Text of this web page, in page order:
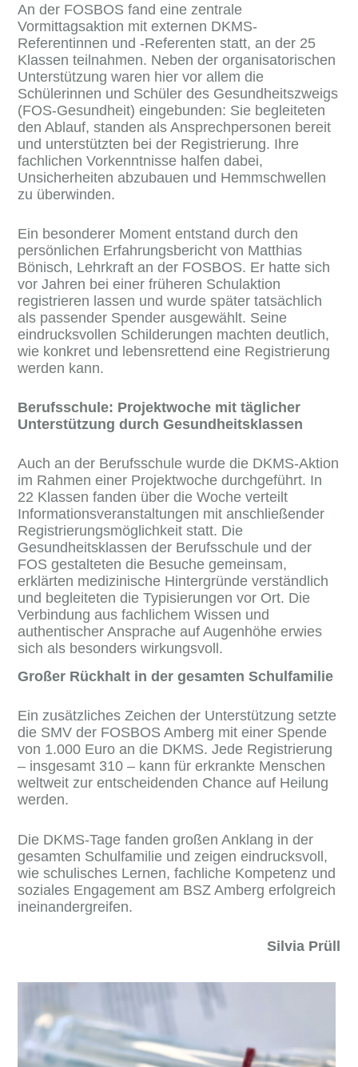
An der FOSBOS fand eine zentrale
Vormittagsaktion mit externen DKMS-
Referentinnen und -Referenten statt, an der 25
Klassen teilnahmen. Neben der organisatorischen
Unterstützung waren hier vor allem die
Schülerinnen und Schüler des Gesundheitszweigs
(FOS-Gesundheit) eingebunden: Sie begleiteten
den Ablauf, standen als Ansprechpersonen bereit
und unterstützten bei der Registrierung. Ihre
fachlichen Vorkenntnisse halfen dabei,
Unsicherheiten abzubauen und Hemmschwellen
zu überwinden.
Ein besonderer Moment entstand durch den
persönlichen Erfahrungsbericht von Matthias
Bönisch, Lehrkraft an der FOSBOS. Er hatte sich
vor Jahren bei einer früheren Schulaktion
registrieren lassen und wurde später tatsächlich
als passender Spender ausgewählt. Seine
eindrucksvollen Schilderungen machten deutlich,
wie konkret und lebensrettend eine Registrierung
werden kann.
Berufsschule: Projektwoche mit täglicher
Unterstützung durch Gesundheitsklassen
Auch an der Berufsschule wurde die DKMS-Aktion
im Rahmen einer Projektwoche durchgeführt. In
22 Klassen fanden über die Woche verteilt
Informationsveranstaltungen mit anschließender
Registrierungsmöglichkeit statt. Die
Gesundheitsklassen der Berufsschule und der
FOS gestalteten die Besuche gemeinsam,
erklärten medizinische Hintergründe verständlich
und begleiteten die Typisierungen vor Ort. Die
Verbindung aus fachlichem Wissen und
authentischer Ansprache auf Augenhöhe erwies
sich als besonders wirkungsvoll.
Großer Rückhalt in der gesamten Schulfamilie
Ein zusätzliches Zeichen der Unterstützung setzte
die SMV der FOSBOS Amberg mit einer Spende
von 1.000 Euro an die DKMS. Jede Registrierung
– insgesamt 310 – kann für erkrankte Menschen
weltweit zur entscheidenden Chance auf Heilung
werden.
Die DKMS‑Tage fanden großen Anklang in der
gesamten Schulfamilie und zeigen eindrucksvoll,
wie schulisches Lernen, fachliche Kompetenz und
soziales Engagement am BSZ Amberg erfolgreich
ineinandergreifen.
Silvia Prüll